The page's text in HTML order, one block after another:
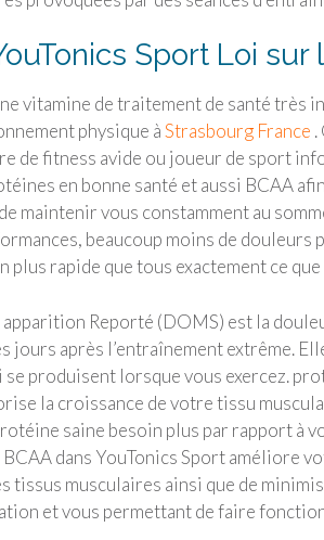
Sport Loi
vitamine de traitement de santé très
physique àStrasbourg France .
de fitness avide ou joueur de sport
en bonne santé et aussi BCAA
maintenir vous constamment au
beaucoup moins de douleurs
plus rapide que tous exactement ce
Reporté (DOMS) est la
jours après l’entraînement extrême.
produisent lorsque vous exercez.
la croissance de votre tissu
saine besoin plus par rapport à
dans YouTonics Sport améliore
tissus musculaires ainsi que de
et vous permettant de faire